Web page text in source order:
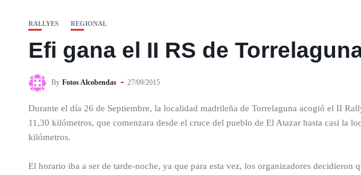
RALLYES REGIONAL
Efi gana el II RS de
By Fotos Alcobendas 27/09/2015
Durante el día 26 de Septiembre, la localidad madrileña de Torrelaguna acogió el II
11,30 kilómetros, que comenzara desde el cruce del pueblo de El Atazar hasta casi la
kilómetros.
El horario iba a ser de tarde-noche, ya que para esta vez, los organizadores